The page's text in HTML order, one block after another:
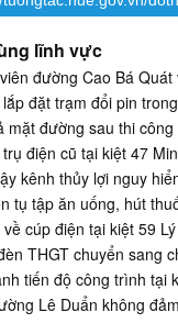
lĩnh vực
đường Cao Bá
đặt trạm đổi pin
mặt đường sau thi
điện cũ tại kiệt 47
kênh thủy lợi nguy
tụ tập ăn uống, hút
cúp điện tại kiệt 59
THGT chuyển sang
tiến độ công trình tại
Lê Duẩn không